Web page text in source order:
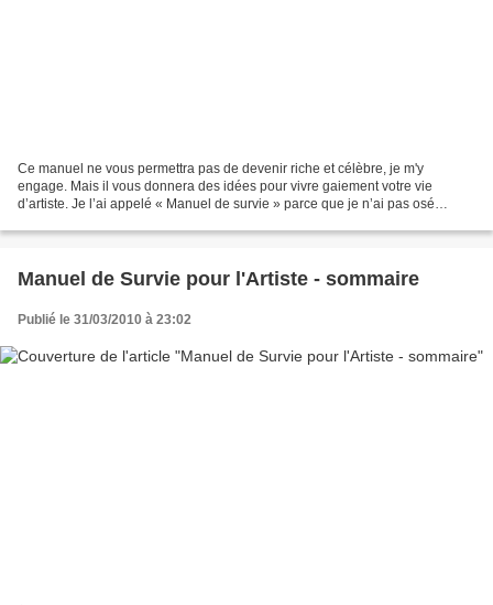
Ce manuel ne vous permettra pas de devenir riche et célèbre, je m'y
engage. Mais il vous donnera des idées pour vivre gaiement votre vie
d’artiste. Je l’ai appelé « Manuel de survie » parce que je n’ai pas osé
Manuel de Survie pour l'Artiste - sommaire
Publié le 31/03/2010 à 23:02